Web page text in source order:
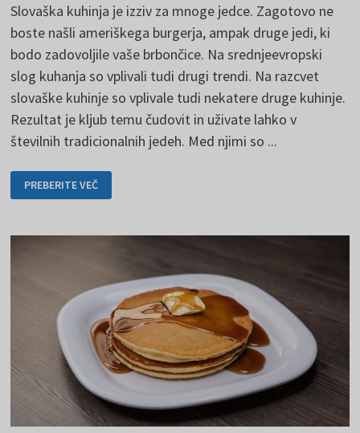
Slovaška kuhinja je izziv za mnoge jedce. Zagotovo ne
boste našli ameriškega burgerja, ampak druge jedi, ki
bodo zadovoljile vaše brbončice. Na srednjeevropski
slog kuhanja so vplivali tudi drugi trendi. Na razcvet
slovaške kuhinje so vplivale tudi nekatere druge kuhinje.
Rezultat je kljub temu čudovit in uživate lahko v
številnih tradicionalnih jedeh. Med njimi so ...
SLOVAŠKA
KUHINJA
VAS
PREBERITE VEČ